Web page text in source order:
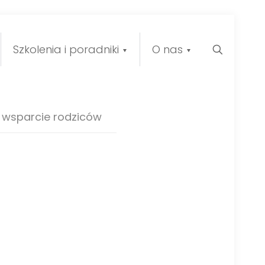
Szkolenia i poradniki O nas
wsparcie rodziców